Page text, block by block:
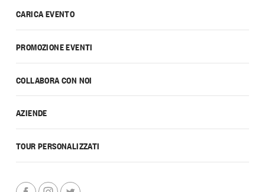
CARICA EVENTO
PROMOZIONE EVENTI
COLLABORA CON NOI
AZIENDE
TOUR PERSONALIZZATI